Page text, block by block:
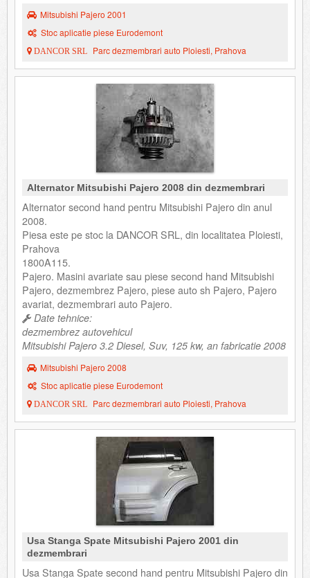
Mitsubishi Pajero 2001
Stoc aplicatie piese Eurodemont
DANCOR SRL Parc dezmembrari auto Ploiesti, Prahova
Alternator Mitsubishi Pajero 2008 din dezmembrari
Alternator second hand pentru Mitsubishi Pajero din anul
2008.
Piesa este pe stoc la DANCOR SRL, din localitatea Ploiesti,
Prahova
1800A115.
Pajero. Masini avariate sau piese second hand Mitsubishi
Pajero, dezmembrez Pajero, piese auto sh Pajero, Pajero
avariat, dezmembrari auto Pajero.
Date tehnice:
dezmembrez autovehicul
Mitsubishi Pajero 3.2 Diesel, Suv, 125 kw, an fabricatie 2008
Mitsubishi Pajero 2008
Stoc aplicatie piese Eurodemont
DANCOR SRL Parc dezmembrari auto Ploiesti, Prahova
Usa Stanga Spate Mitsubishi Pajero 2001 din
dezmembrari
Usa Stanga Spate second hand pentru Mitsubishi Pajero din